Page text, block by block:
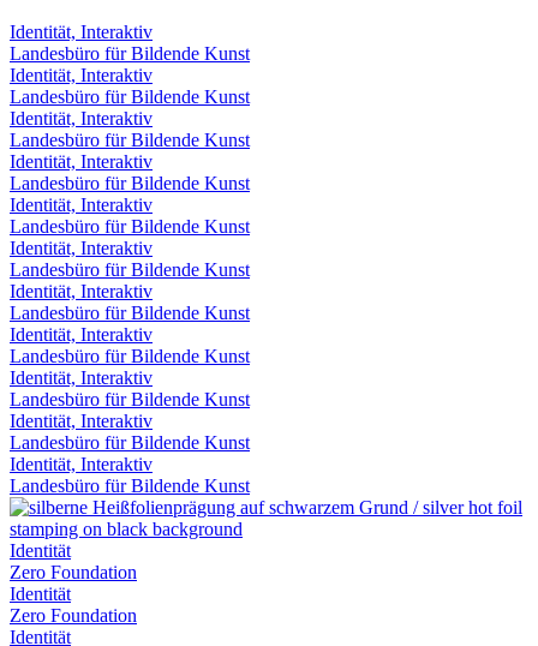
Identität, Interaktiv
Landesbüro für Bildende Kunst
Identität, Interaktiv
Landesbüro für Bildende Kunst
Identität, Interaktiv
Landesbüro für Bildende Kunst
Identität, Interaktiv
Landesbüro für Bildende Kunst
Identität, Interaktiv
Landesbüro für Bildende Kunst
Identität, Interaktiv
Landesbüro für Bildende Kunst
Identität, Interaktiv
Landesbüro für Bildende Kunst
Identität, Interaktiv
Landesbüro für Bildende Kunst
Identität, Interaktiv
Landesbüro für Bildende Kunst
Identität, Interaktiv
Landesbüro für Bildende Kunst
Identität, Interaktiv
Landesbüro für Bildende Kunst
Identität
Zero Foundation
Identität
Zero Foundation
Identität